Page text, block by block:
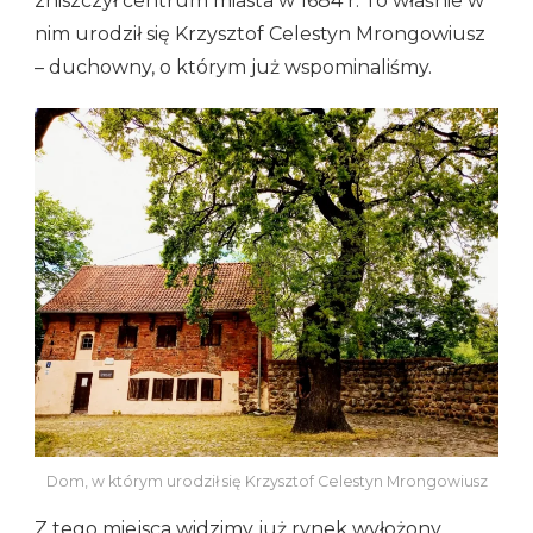
nim urodził się Krzysztof Celestyn Mrongowiusz
– duchowny, o którym już wspominaliśmy.
Dom, w którym urodził się Krzysztof Celestyn Mrongowiusz